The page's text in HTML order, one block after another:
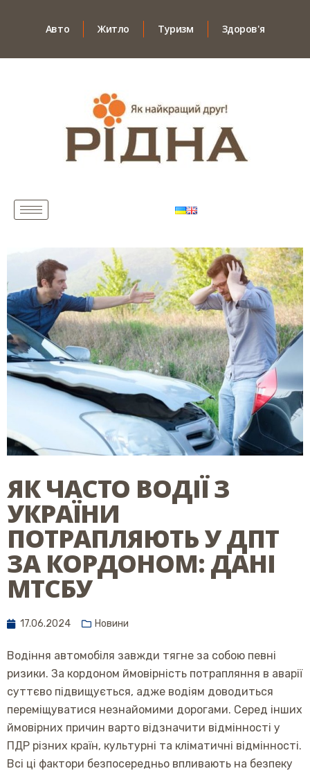
Авто Житло Туризм Здоров'я
ЯК ЧАСТО ВОДІЇ З
УКРАЇНИ
ПОТРАПЛЯЮТЬ У ДПТ
ЗА КОРДОНОМ: ДАНІ
МТСБУ
17.06.2024 Новини
Водіння автомобіля завжди тягне за собою певні
ризики. За кордоном ймовірність потрапляння в аварії
суттєво підвищується, адже водіям доводиться
переміщуватися незнайомими дорогами. Серед інших
ймовірних причин варто відзначити відмінності у
ПДР різних країн, культурні та кліматичні відмінності.
Всі ці фактори безпосередньо впливають на безпеку